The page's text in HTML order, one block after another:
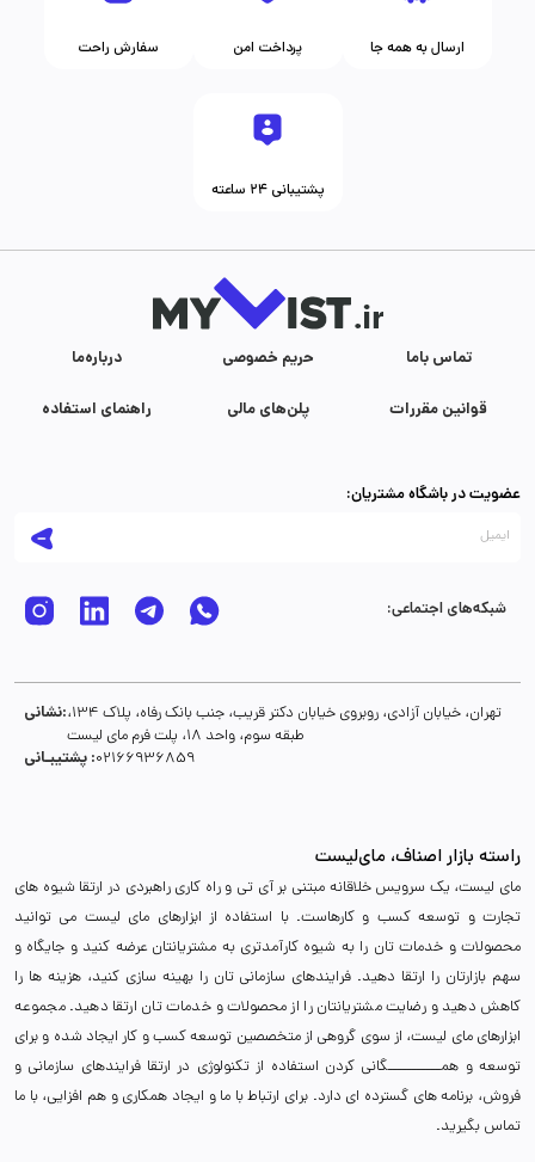
سفارش راحت پرداخت امن ارسال به همه جا
پشتیبانی ۲۴ ساعته
درباره‌ما حریم خصوصی تماس با‌ما
راهنمای استفاده پلن‌های مالی قوانین مقررات
عضویت در باشگاه مشتریان:
شبکه‌های اجتماعی:
نشانی:تهران، خیابان آزادی، روبروی خیابان دکتر قریب، جنب بانک رفاه، پلاک 134،
طبقه سوم، واحد 18، پلت فرم مای لیست
پشتیبـانی :02166936859
راسته بازار اصناف، مای‌لیست
مای لیست، یک سرویس خلاقانه مبتنی بر آی تی و راه کاری راهبردی در ارتقا شیوه های
تجارت و توسعه کسب و کارهاست. با استفاده از ابزارهای مای لیست می توانید
محصولات و خدمات تان را به شیوه کارآمدتری به مشتریانتان عرضه کنید و جایگاه و
سهم بازارتان را ارتقا دهید. فرایندهای سازمانی تان را بهینه سازی کنید، هزینه ها را
کاهش دهید و رضایت مشتریانتان را از محصولات و خدمات تان ارتقا دهید. مجموعه
ابزارهای مای لیست، از سوی گروهی از متخصصین توسعه کسب و کار ایجاد شده و برای
توسعه و همـــــــــــگانی کردن استفاده از تکنولوژی در ارتقا فرایندهای سازمانی و
فروش، برنامه های گسترده ای دارد. برای ارتباط با ما و ایجاد همکاری و هم افزایی، با ما
تماس بگیرید.